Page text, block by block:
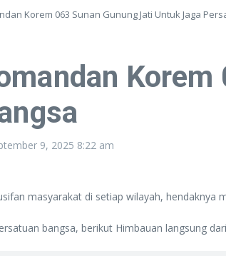
Korem 063 Sunan Gunung Jati Untuk Jaga
9, 2025 8:22 am
masyarakat di setiap wilayah,
bangsa, berikut Himbauan langsung